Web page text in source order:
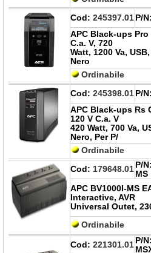
Cod: 245397.01 P/
APC Black-ups Pro
C.a. V, 720
Watt, 1200 Va,
Nero
Ordinabile
Cod: 245398.01 P/
APC Black-ups Rs
120 V C.a. V
420 Watt, 700 Va,
Nero, Per P/
Ordinabile
Cod: 179648.01 P/
MS
APC BV1000I-MS
Interactive, AVR
Universal Outet,
Ordinabile
Cod: 221301.01 P/